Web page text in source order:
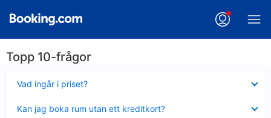
Topp 10-frågor
Vad ingår i priset?
mindre
Kan jag boka rum utan ett kreditkort?
mindre